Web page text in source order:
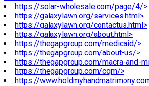
https://solar-wholesale.com/page/4/>
https://galaxylawn.org/services.html>
https://galaxylawn.org/contactus.html>
https://galaxylawn.org/about.html>
https://thegapgroup.com/medicaid/>
https://thegapgroup.com/about-us/>
https://thegapgroup.com/macra-and-
https://thegapgroup.com/cqm/>
https://